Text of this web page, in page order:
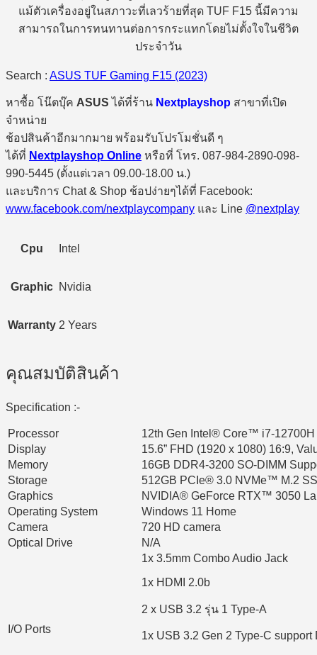
แม้ตัวเครื่องอยู่ในสภาวะที่เลวร้ายที่สุด TUF F15 นี้มีความ
สามารถในการทนทานต่อการกระแทกโดยไม่ตั้งใจในชีวิต
ประจำวัน
Search : ASUS TUF Gaming F15 (2023)
หาซื้อ โน๊ตบุ๊ค ASUS ได้ที่ร้าน Nextplayshop สาขาที่เปิด
จำหน่าย
ช้อปสินค้าอีกมากมาย พร้อมรับโปรโมชั่นดี ๆ
ได้ที่ Nextplayshop Online หรือที่ โทร. 087-984-2890-098-
990-5445 (ตั้งแต่เวลา 09.00-18.00 น.)
และบริการ Chat & Shop ช้อปง่ายๆได้ที่ Facebook:
www.facebook.com/nextplaycompany และ Line @nextplay
Cpu Intel
Graphic Nvidia
Warranty 2 Years
คุณสมบัติสินค้า
Specification :-
Processor
12th Gen Intel® Core™ i7-12700H
Display
15.6” FHD (1920 x 1080) 16:9,
Memory
16GB DDR4-3200 SO-DIMM
Storage
512GB PCIe® 3.0 NVMe™ M.2
Graphics
NVIDIA® GeForce RTX™ 3050
Operating System
Windows 11 Home
Camera
720 HD camera
Optical Drive
N/A
I/O Ports
1x 3.5mm Combo Audio Jack
1x HDMI 2.0b
2 x USB 3.2 รุ่น 1 Type-A
1x USB 3.2 Gen 2 Type-C